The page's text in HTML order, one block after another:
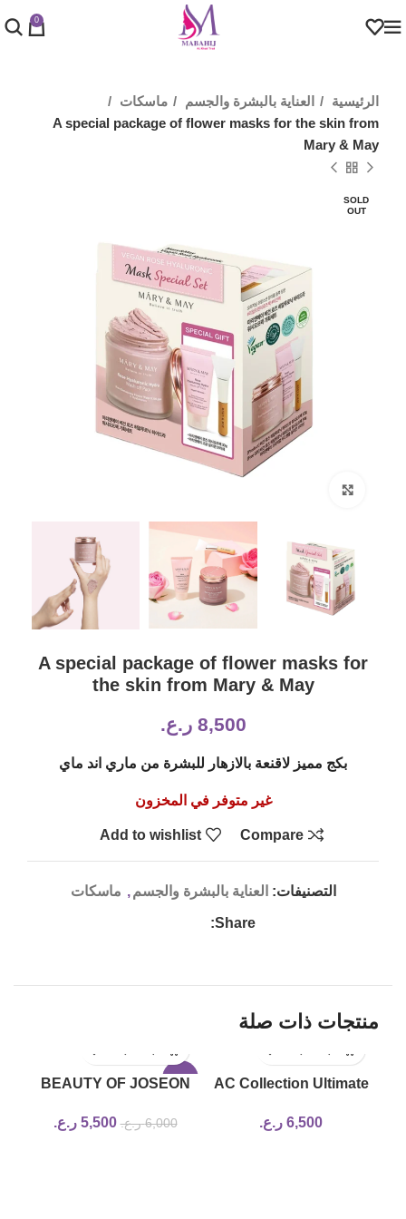
0
الرئيسية العناية بالبشرة والجسم
ماسكات
A special package of flower masks for the skin from
Mary & May
SOLD
OUT
A special package of flower masks for
the skin from Mary & May
8,500 ر.ع.
بكج مميز لاقنعة بالازهار للبشرة من ماري اند ماي
غير متوفر في المخزون
Compare
Add to wishlist
التصنيفات: العناية بالبشرة والجسم , ماسكات
Share:
منتجات ذات صلة
AC Collection Ultimate
6,500 ر.ع.
-8%
BEAUTY OF JOSEON
Balm
6,000 ر.ع. 5,500 ر.ع.